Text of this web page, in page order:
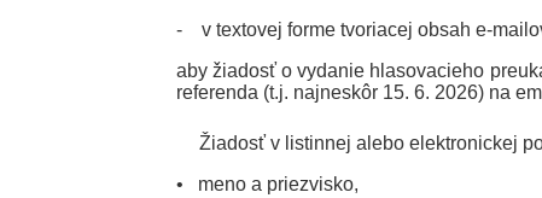
- v textovej forme tvoriacej obsah e-
aby žiadosť o vydanie hlasovacieho
referenda (t.j. najneskôr 15. 6. 2026) na
Žiadosť v listinnej alebo elektronickej
• meno a priezvisko,